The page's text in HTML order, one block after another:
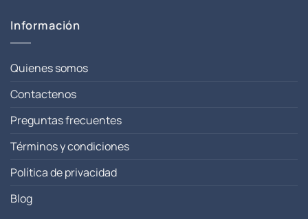
Información
Quienes somos
Contactenos
Preguntas frecuentes
Términos y condiciones
Política de privacidad
Blog